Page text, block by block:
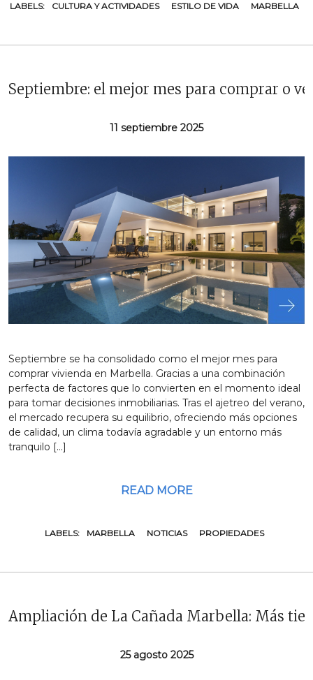
LABELS: CULTURA Y ACTIVIDADES ESTILO DE VIDA MARBELLA
Septiembre: el mejor mes para comprar o
11 septiembre 2025
Septiembre se ha consolidado como el mejor mes para
comprar vivienda en Marbella. Gracias a una combinación
perfecta de factores que lo convierten en el momento ideal
para tomar decisiones inmobiliarias. Tras el ajetreo del verano,
el mercado recupera su equilibrio, ofreciendo más opciones
de calidad, un clima todavía agradable y un entorno más
tranquilo […]
READ MORE
LABELS: MARBELLA NOTICIAS PROPIEDADES
Ampliación de La Cañada Marbella: Más
25 agosto 2025